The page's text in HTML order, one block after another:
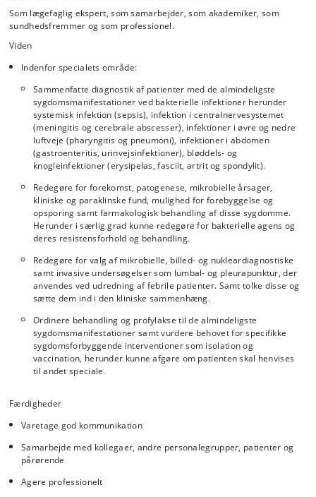
indenfor intern medicin, kirurgi, psykiatri og de kliniske neuro- og
sansefag, og kurset skal, ud over kendskabet til infektionsmedicin,
tilføre den studerende en generel øget klinisk rutine med deraf øget
Som lægefaglig ekspert, som samarbejder, som akademiker, som
sundhedsfremmer og som professionel.
Viden
Indenfor specialets område:
Sammenfatte diagnostik af patienter med de almindeligste
sygdomsmanifestationer ved bakterielle infektioner herunder
systemisk infektion (sepsis), infektion i centralnervesystemet
(meningitis og cerebrale abscesser), infektioner i øvre og nedre
luftveje (pharyngitis og pneumoni), infektioner i abdomen
(gastroenteritis, urinvejsinfektioner), bløddels- og
knogleinfektioner (erysipelas, fasciit, artrit og spondylit).
Redegøre for forekomst, patogenese, mikrobielle årsager,
kliniske og paraklinske fund, mulighed for forebyggelse og
opsporing samt farmakologisk behandling af disse sygdomme.
Herunder i særlig grad kunne redegøre for bakterielle agens og
deres resistensforhold og behandling.
Redegøre for valg af mikrobielle, billed- og nukleardiagnostiske
samt invasive undersøgelser som lumbal- og pleurapunktur, der
anvendes ved udredning af febrile patienter. Samt tolke disse og
sætte dem ind i den kliniske sammenhæng.
Ordinere behandling og profylakse til de almindeligste
sygdomsmanifestationer samt vurdere behovet for specifikke
sygdomsforbyggende interventioner som isolation og
vaccination, herunder kunne afgøre om patienten skal henvises
til andet speciale.
Færdigheder
Varetage god kommunikation
Samarbejde med kollegaer, andre personalegrupper, patienter og
pårørende
Agere professionelt